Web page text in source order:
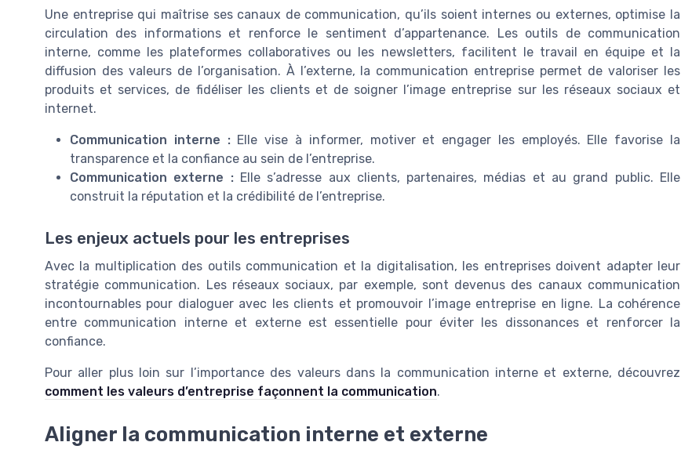
Une entreprise qui maîtrise ses canaux de communication, qu’ils soient internes ou externes, optimise la
circulation des informations et renforce le sentiment d’appartenance. Les outils de communication
interne, comme les plateformes collaboratives ou les newsletters, facilitent le travail en équipe et la
diffusion des valeurs de l’organisation. À l’externe, la communication entreprise permet de valoriser les
produits et services, de fidéliser les clients et de soigner l’image entreprise sur les réseaux sociaux et
internet.
Communication interne :Elle vise à informer, motiver et engager les employés. Elle favorise la
transparence et la confiance au sein de l’entreprise.
Communication externe :Elle s’adresse aux clients, partenaires, médias et au grand public. Elle
construit la réputation et la crédibilité de l’entreprise.
Les enjeux actuels pour les entreprises
Avec la multiplication des outils communication et la digitalisation, les entreprises doivent adapter leur
stratégie communication. Les réseaux sociaux, par exemple, sont devenus des canaux communication
incontournables pour dialoguer avec les clients et promouvoir l’image entreprise en ligne. La cohérence
entre communication interne et externe est essentielle pour éviter les dissonances et renforcer la
confiance.
Pour aller plus loin sur l’importance des valeurs dans la communication interne et externe, découvrez
comment les valeurs d’entreprise façonnent la communication.
Aligner la communication interne et externe